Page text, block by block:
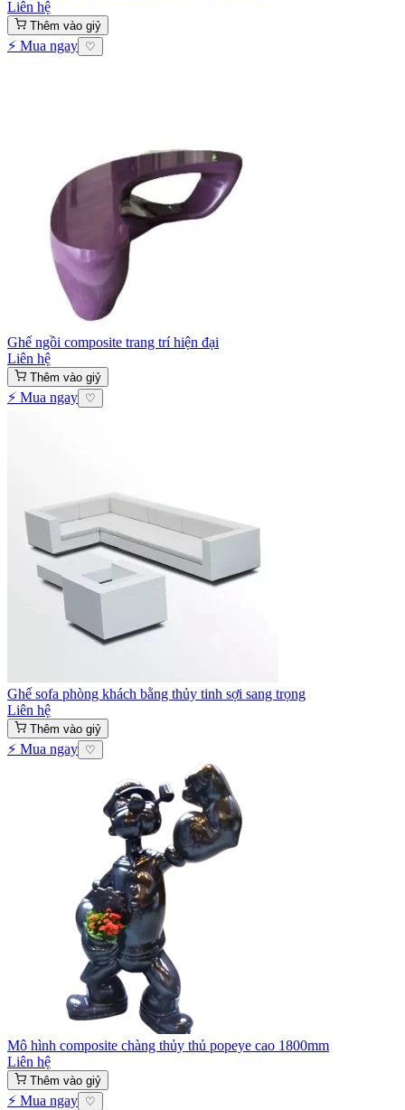
Liên hệ
Thêm vào giỷ
⚡ Mua ngay ♡
Ghế ngồi composite trang trí hiện đại
Liên hệ
Thêm vào giỷ
⚡ Mua ngay ♡
Ghế sofa phòng khách bằng thủy tinh sợi sang trọng
Liên hệ
Thêm vào giỷ
⚡ Mua ngay ♡
Mô hình composite chàng thủy thủ popeye cao 1800mm
Liên hệ
Thêm vào giỷ
⚡ Mua ngay ♡